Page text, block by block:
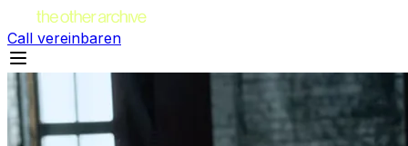
Call vereinbaren